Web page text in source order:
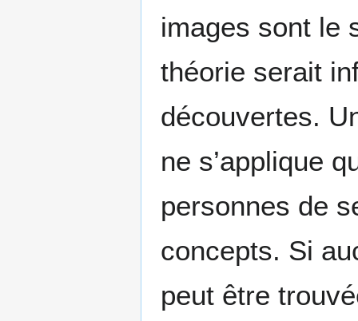
images sont le
théorie serait
découvertes.
ne s’applique
personnes de
concepts. Si
peut être